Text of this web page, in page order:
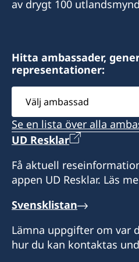
Besöksadress:
Consulat de Suède,
Flandres, Bangui
Honorärkonsul
E-post:
Honorärkonsul Sara
Postadress: Consulat de
N'Djamena, TCHAD
Besöksadress: Route de
Honorärkonsul
Sara Durand
av drygt 100
Hitta ambassader,
representationer:
Välj
ambassad
Se en lista över alla
UD Resklar
Få aktuell
appen UD Resklar. Läs
Svensklistan
Lämna uppgifter om var
hur du kan kontaktas